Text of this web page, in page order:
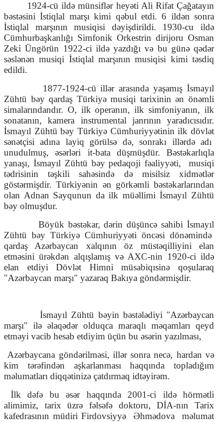
1924-cü ildə münsiflər heyəti Ali Rifat Çağatayın
bəstəsini İstiqlal marşı kimi qəbul etdi. 6 ildən sonra
İstiqlal marşının musiqisi dəyişdirildi. 1930-cu ildə
Cümhurbaşkanlığı Simfonik Orkestrin dirijoru Osman
Zeki Üngörün 1922-ci ildə yazdığı və bu günə qədər
səslənən musiqi İstiqlal marşının musiqisi kimi təsdiq
edildi.
1877-1924-cü illər arasında yaşamış İsmayıl
Zühtü bəy qardaş Türkiyə musiqi tarixinin ən önəmli
simalarındandır. O, ilk operanın, ilk simfoniyanın, ilk
sonatanın, kamera instrumental janrının yaradıcısıdır.
İsmayıl Zühtü bəy Türkiyə Cümhuriyyətinin ilk dövlət
sənətçisi adına layiq görülsə də, sonrakı illərdə adı
unudulmuş, əsərləri it-bata düşmüşdür. Bəstəkarlıqla
yanaşı, İsmayıl Zühtü bəy pedaqoji fəaliyyəti,
musiqi
tədrisinin təşkili sahəsində də misilsiz xidmətlər
göstərmişdir. Türkiyənin ən görkəmli bəstəkarlarından
olan Adnan Sayqunun da ilk müəllimi İsmayıl Zühtü
bəy olmuşdur.
Böyük bəstəkar, dərin düşüncə sahibi İsmayıl
Zühtü bəy Türkiyə Cümhuriyyəti öncəsi dönəmində
qardaş Azərbaycan xalqının öz müstəqilliyini elan
etməsini ürəkdən alqışlamış və AXC-nin 1920-ci ildə
elan etdiyi Dövlət Himni müsabiqısinə qoşularaq
"Azərbaycan marşı" yazaraq Bakıya göndərmişdir.
İsmayıl Zühtü bəyin bəstələdiyi "Azərbaycan
marşı" ilə əlaqədər olduqca maraqlı məqamları qeyd
etməyi vacib hesab etdiyim üçün bu əsərin yazılması,
Azərbaycana göndərilməsi, illər sonra necə, hardan və
kim tərəfindən aşkarlanması haqqında topladığım
məlumatları diqqətinizə çatdırmaq idtəyirəm.
İlk dəfə bu əsər haqqında 2001-ci ildə hörmətli
alimimiz, tarix üzrə fəlsəfə doktoru, DİA-nın Tarix
kafedrasının müdiri Firdovsiyyə
Əhmədova
məlumat